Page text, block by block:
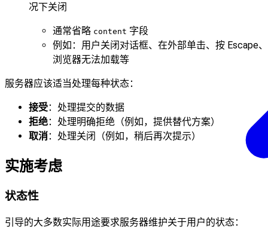
况下关闭
通常省略 content 字段
例如：用户关闭对话框、在外部单击、按 Escape、
浏览器无法加载等
服务器应该适当处理每种状态：
接受：处理提交的数据
拒绝：处理明确拒绝（例如，提供替代方案）
取消：处理关闭（例如，稍后再次提示）
实施考虑
状态性
引导的大多数实际用途要求服务器维护关于用户的状态：